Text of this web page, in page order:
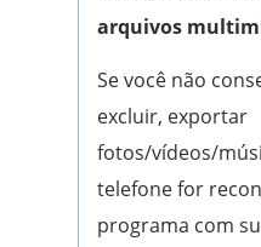
arquivos
Se você não
excluir, exportar
fotos/vídeos/
telefone for
programa com